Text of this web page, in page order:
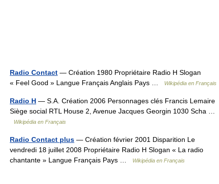
Radio Contact — Création 1980 Propriétaire Radio H Slogan
« Feel Good » Langue Français Anglais Pays …
Wikipédia en Français
Radio H — S.A. Création 2006 Personnages clés Francis Lemaire
Siège social RTL House 2, Avenue Jacques Georgin 1030 Scha …
Wikipédia en Français
Radio Contact plus — Création février 2001 Disparition Le
vendredi 18 juillet 2008 Propriétaire Radio H Slogan « La radio
chantante » Langue Français Pays …
Wikipédia en Français